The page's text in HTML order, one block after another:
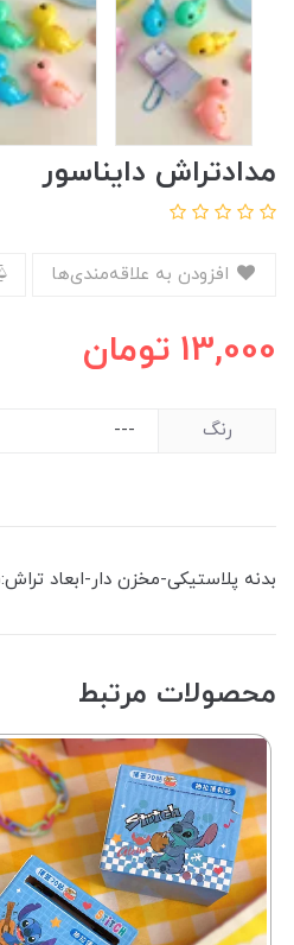
مدادتراش دایناسور
13,000 تومان
رنگ
بدنه پلاستیکی-مخزن دار-ابعاد تراش:۴/۵*۳ سانتی متر
محصولات مرتبط